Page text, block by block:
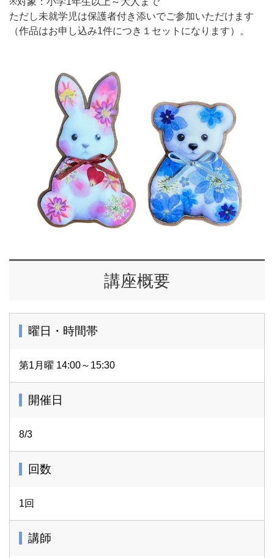
ただし未就学児は保護者付き添いでご参加いただけます
（作品はお申し込み1件につき１セットになります）。
講座概要
曜日・時間帯
第1月曜 14:00～15:30
開催日
8/3
回数
1回
講師